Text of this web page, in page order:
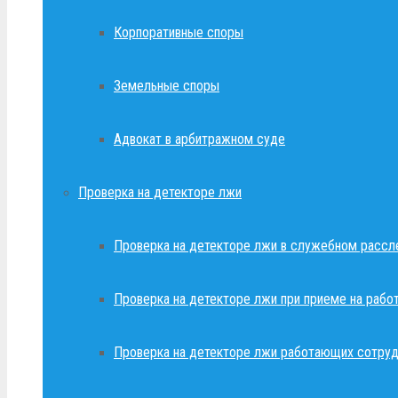
Корпоративные споры
Земельные споры
Адвокат в арбитражном суде
Проверка на детекторе лжи
Проверка на детекторе лжи в служебном
Проверка на детекторе лжи при приеме на
Проверка на детекторе лжи работающих